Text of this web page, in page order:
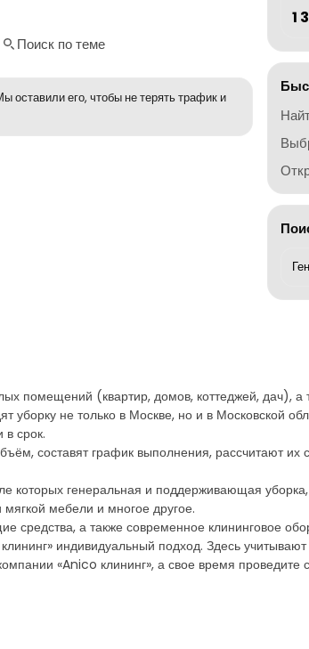
Поиск по теме
оставили его, чтобы не терять трафик и
1
помещений (квартир, домов, коттеджей, дач), а
уборку не только в Москве, но и в Московской
срок.
составят график выполнения, рассчитают
генеральная и поддерживающая
мебели и многое другое.
а также современное клининговое
индивидуальный подход. Здесь
«Anico клининг», а свое время проведите